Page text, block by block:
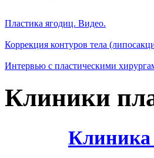
Пластика ягодиц. Видео.
Коррекция контуров тела
Интервью с пластическими
Клиники